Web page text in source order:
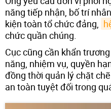
năng tiếp nhận, bố trí
kiện toàn tổ chức đảng,
chức quần chúng.
Cục cũng cần khẩn
năng, nhiệm vụ, quyền
đồng thời quản lý chặt
an toàn tuyệt đối trong